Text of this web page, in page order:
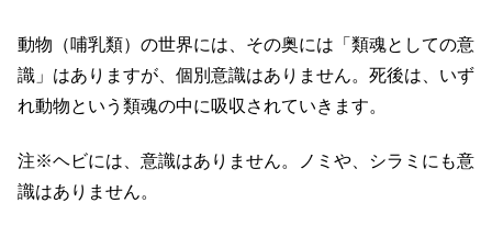
動物（哺乳類）の世界には、その奥には「類魂としての意
識」はありますが、個別意識はありません。死後は、いず
れ動物という類魂の中に吸収されていきます。
注※ヘビには、意識はありません。ノミや、シラミにも意
識はありません。